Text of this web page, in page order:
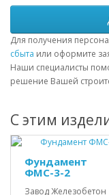
Для получения
сбыта или оформите
Наши специалисты
решение Вашей
С этим
Фундамент
ФМС-3-2
Завод Железобетон